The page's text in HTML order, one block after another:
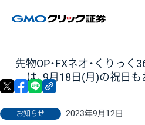
先物OP・FXネオ・くりっく
は、9月18日(月)の祝日
お知らせ 2023年9月12日
X facebook リンクをコピー